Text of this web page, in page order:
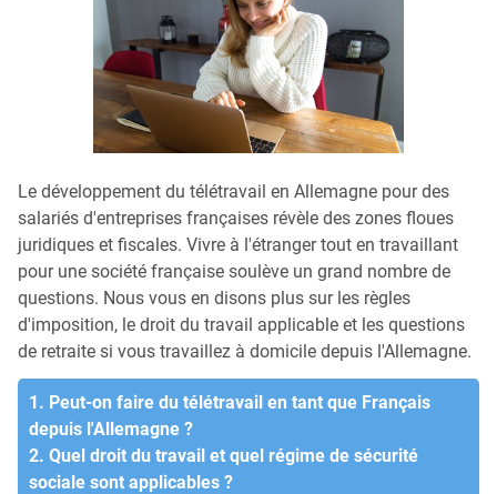
Le développement du télétravail en Allemagne pour des
salariés d'entreprises françaises révèle des zones floues
juridiques et fiscales. Vivre à l'étranger tout en travaillant
pour une société française soulève un grand nombre de
questions. Nous vous en disons plus sur les règles
d'imposition, le droit du travail applicable et les questions
de retraite si vous travaillez à domicile depuis l'Allemagne.
1. Peut-on faire du télétravail en tant que Français
depuis l'Allemagne ?
2. Quel droit du travail et quel régime de sécurité
sociale sont applicables ?